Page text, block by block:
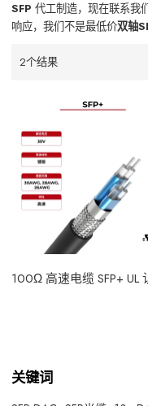
SFP代工制造，现在联系我
响应，我们不是最低价双轴
2个结果
100Ω 高速电缆 SFP+ UL
关键词